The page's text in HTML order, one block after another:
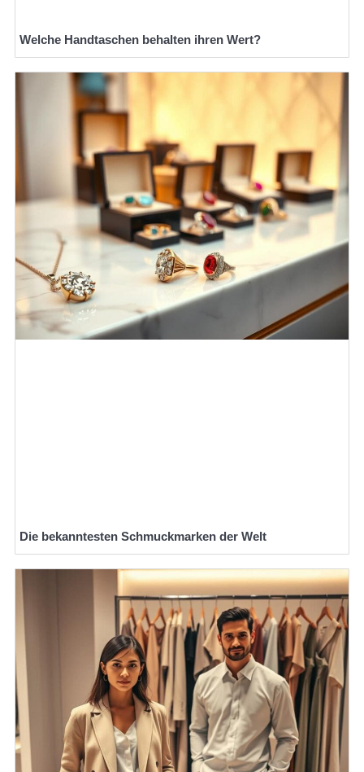
Welche Handtaschen behalten ihren Wert?
Die bekanntesten Schmuckmarken der Welt